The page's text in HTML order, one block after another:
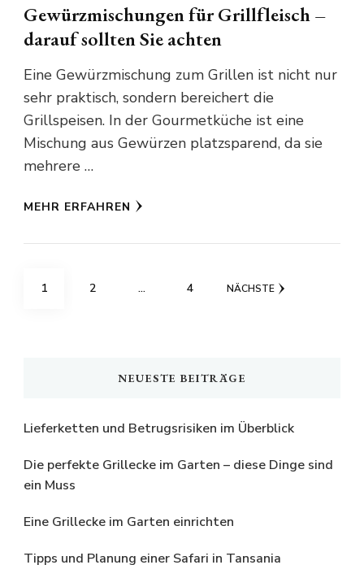
Gewürzmischungen für Grillfleisch –
darauf sollten Sie achten
Eine Gewürzmischung zum Grillen ist nicht nur
sehr praktisch, sondern bereichert die
Grillspeisen. In der Gourmetküche ist eine
Mischung aus Gewürzen platzsparend, da sie
mehrere …
MEHR ERFAHREN
Seitennummerierung
SEITE
1 SEITE
2 … SEITE
4 NÄCHSTE
NEUESTE BEITRÄGE
Lieferketten und Betrugsrisiken im Überblick
Die perfekte Grillecke im Garten – diese Dinge sind
ein Muss
Eine Grillecke im Garten einrichten
Tipps und Planung einer Safari in Tansania